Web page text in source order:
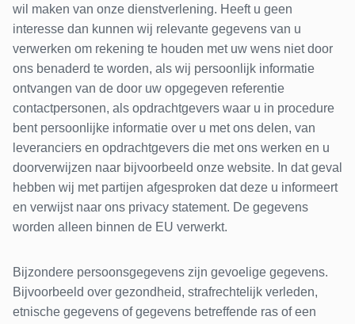
wil maken van onze dienstverlening. Heeft u geen
interesse dan kunnen wij relevante gegevens van u
verwerken om rekening te houden met uw wens niet door
ons benaderd te worden, als wij persoonlijk informatie
ontvangen van de door uw opgegeven referentie
contactpersonen, als opdrachtgevers waar u in procedure
bent persoonlijke informatie over u met ons delen, van
leveranciers en opdrachtgevers die met ons werken en u
doorverwijzen naar bijvoorbeeld onze website. In dat geval
hebben wij met partijen afgesproken dat deze u informeert
en verwijst naar ons privacy statement. De gegevens
worden alleen binnen de EU verwerkt.
Bijzondere persoonsgegevens zijn gevoelige gegevens.
Bijvoorbeeld over gezondheid, strafrechtelijk verleden,
etnische gegevens of gegevens betreffende ras of een